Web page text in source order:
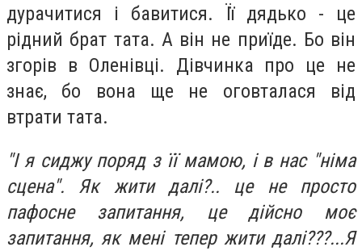
дурачитися і бавитися. Її дядько - це
рідний брат тата. А він не приїде. Бо він
згорів в Оленівці. Дівчинка про це не
знає, бо вона ще не оговталася від
втрати тата.
"І я сиджу поряд з її мамою, і в нас "німа
сцена". Як жити далі?.. це не просто
пафосне запитання, це дійсно моє
запитання, як мені тепер жити далі???...Я